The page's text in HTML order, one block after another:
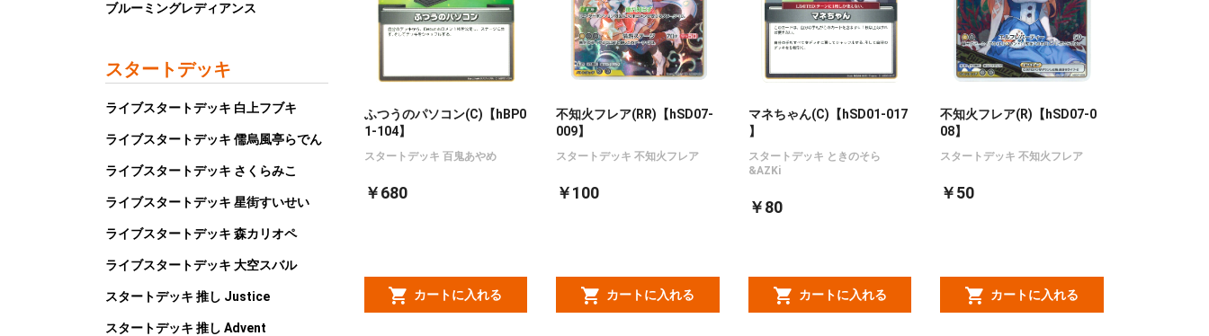
ブルーミングレディアンス
スタートデッキ
ライブスタートデッキ 白上フブキ
ライブスタートデッキ 儒烏風亭らでん
ライブスタートデッキ さくらみこ
ライブスタートデッキ 星街すいせい
ライブスタートデッキ 森カリオペ
ライブスタートデッキ 大空スバル
スタートデッキ 推し Justice
スタートデッキ 推し Advent
ふつうのパソコン(C)【hBP0
1-104】
スタートデッキ 百鬼あやめ
￥680
カートに入れる
不知火フレア(RR)【hSD07-
009】
スタートデッキ 不知火フレア
￥100
カートに入れる
マネちゃん(C)【hSD01-017
】
スタートデッキ ときのそら
&AZKi
￥80
カートに入れる
不知火フレア(R)【hSD07-0
08】
スタートデッキ 不知火フレア
￥50
カートに入れる